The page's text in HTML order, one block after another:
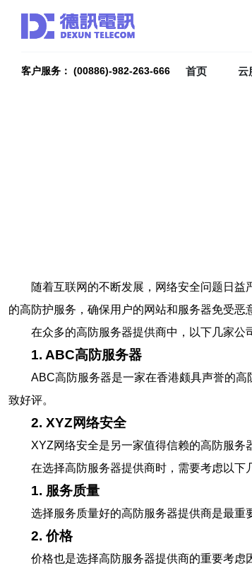
客户服务： (00886)-982-263-666 首页 云
随着互联网的不断发展，网络安全问题日
的高防护服务，确保用户的网站和服务器免受恶
在众多的高防服务器提供商中，以下几家公
1. ABC高防服务器
ABC高防服务器是一家在香港颇具声誉的
致好评。
2. XYZ网络安全
XYZ网络安全是另一家值得信赖的高防服务
在选择高防服务器提供商时，需要考虑以下
1. 服务质量
选择服务质量好的高防服务器提供商是最重
2. 价格
价格也是选择高防服务器提供商的重要考虑